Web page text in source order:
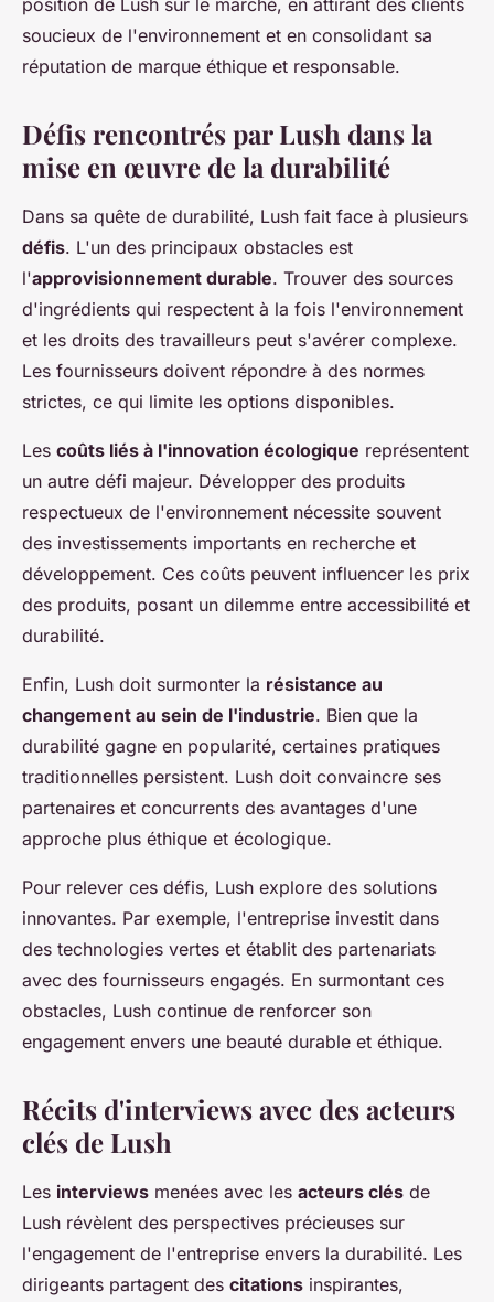
soucieux de l'environnement et en consolidant sa
réputation de marque éthique et responsable.
Défis rencontrés par Lush dans la
mise en œuvre de la durabilité
Dans sa quête de durabilité, Lush fait face à plusieurs
défis. L'un des principaux obstacles est
l'approvisionnement durable. Trouver des sources
d'ingrédients qui respectent à la fois l'environnement
et les droits des travailleurs peut s'avérer complexe.
Les fournisseurs doivent répondre à des normes
strictes, ce qui limite les options disponibles.
Les coûts liés à l'innovation écologique représentent
un autre défi majeur. Développer des produits
respectueux de l'environnement nécessite souvent
des investissements importants en recherche et
développement. Ces coûts peuvent influencer les prix
des produits, posant un dilemme entre accessibilité et
durabilité.
Enfin, Lush doit surmonter la résistance au
changement au sein de l'industrie. Bien que la
durabilité gagne en popularité, certaines pratiques
traditionnelles persistent. Lush doit convaincre ses
partenaires et concurrents des avantages d'une
approche plus éthique et écologique.
Pour relever ces défis, Lush explore des solutions
innovantes. Par exemple, l'entreprise investit dans
des technologies vertes et établit des partenariats
avec des fournisseurs engagés. En surmontant ces
obstacles, Lush continue de renforcer son
engagement envers une beauté durable et éthique.
Récits d'interviews avec des acteurs
clés de Lush
Les interviews menées avec les acteurs clés de
Lush révèlent des perspectives précieuses sur
l'engagement de l'entreprise envers la durabilité. Les
dirigeants partagent des citations inspirantes,